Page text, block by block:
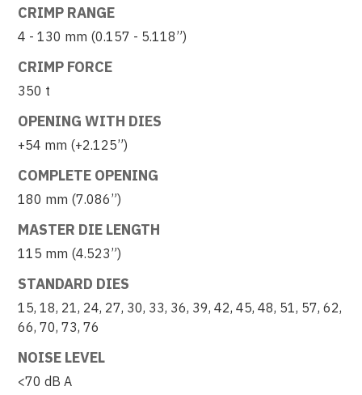
CRIMP RANGE
4 - 130 mm (0.157 - 5.118”)
CRIMP FORCE
350 t
OPENING WITH DIES
+54 mm (+2.125”)
COMPLETE OPENING
180 mm (7.086”)
MASTER DIE LENGTH
115 mm (4.523”)
STANDARD DIES
15, 18, 21, 24, 27, 30, 33, 36, 39, 42, 45, 48, 51, 57, 62,
66, 70, 73, 76
NOISE LEVEL
<70 dB A